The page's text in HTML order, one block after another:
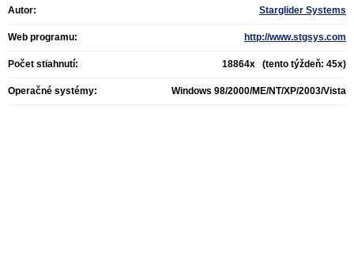
Autor: Starglider Systems
Web programu: http://www.stgsys.com
Počet stiahnutí: 18864x (tento týždeň: 45x)
Operačné systémy: Windows 98/2000/ME/NT/XP/2003/Vista